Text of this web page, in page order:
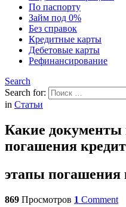
По паспорту
Займ под 0%
Без справок
Кредитные карты
Дебетовые карты
Рефинансирование
Search
Search for:
in Статьи
Какие
погашения
этапы погашения
869 Просмотров 1 Comment